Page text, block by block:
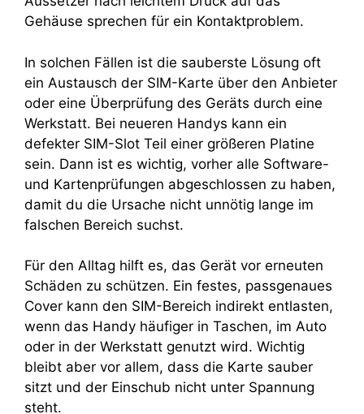
Gehäuse sprechen für ein Kontaktproblem.
In solchen Fällen ist die sauberste Lösung oft
ein Austausch der SIM-Karte über den Anbieter
oder eine Überprüfung des Geräts durch eine
Werkstatt. Bei neueren Handys kann ein
defekter SIM-Slot Teil einer größeren Platine
sein. Dann ist es wichtig, vorher alle Software-
und Kartenprüfungen abgeschlossen zu haben,
damit du die Ursache nicht unnötig lange im
falschen Bereich suchst.
Für den Alltag hilft es, das Gerät vor erneuten
Schäden zu schützen. Ein festes, passgenaues
Cover kann den SIM-Bereich indirekt entlasten,
wenn das Handy häufiger in Taschen, im Auto
oder in der Werkstatt genutzt wird. Wichtig
bleibt aber vor allem, dass die Karte sauber
sitzt und der Einschub nicht unter Spannung
steht.